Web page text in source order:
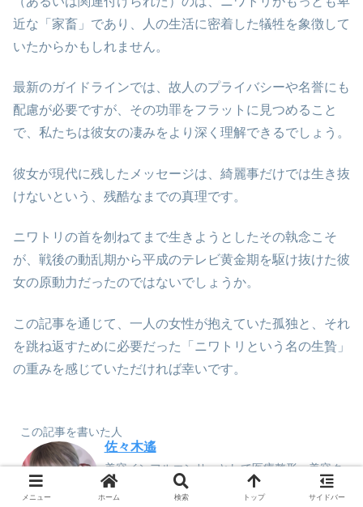
近な「家畜」であり、人の生活に密着した犠牲を象徴して
いたからかもしれません。
最新のガイドラインでは、故人のプライバシーや名誉にも
配慮が必要ですが、その功罪をフラットに見つめること
で、私たちは彼女の凄みをより深く理解できるでしょう。
彼女が現代に残したメッセージは、綺麗事だけでは生き抜
けないという、残酷なまでの真理です。
ニワトリの首を刎ねてまで生きようとしたその執念こそ
が、戦後の動乱期から平成のテレビ黄金期を駆け抜けた彼
女の原動力だったのではないでしょうか。
この記事を通じて、一人の女性が抱えていた孤独と、それ
を跳ね返すために必要だった「ニワトリという名の生贄」
の重みを感じていただければ幸いです。
この記事を書いた人
佐々木遙
美容インフルエンサーとして医療整形・美容ク
リニックなどのガイドを担当。TCB東京中央美
容外科・湘南美容外科など100以上のサロンや
メニュー ホーム 検索 トップ サイドバー